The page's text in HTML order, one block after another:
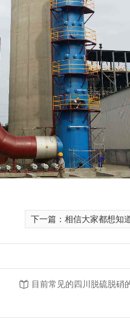
下一篇： 相信大家都想知道的事
目前常见的四川脱硫脱硝